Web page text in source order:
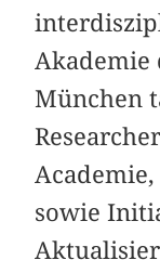
Akademie
München
sowie